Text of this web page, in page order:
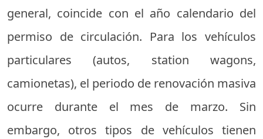
general, coincide con el año calendario del
permiso de circulación. Para los vehículos
particulares (autos, station wagons,
camionetas), el periodo de renovación masiva
ocurre durante el mes de marzo. Sin
embargo, otros tipos de vehículos tienen